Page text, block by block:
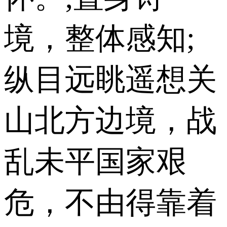
境，整体感知;
纵目远眺遥想关
山北方边境，战
乱未平国家艰
危，不由得靠着